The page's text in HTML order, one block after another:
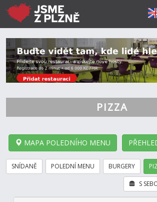
PIZZA
MAPA POLEDNÍHO MENU
SNÍDANĚ POLEDNÍ MENU BURGERY
S